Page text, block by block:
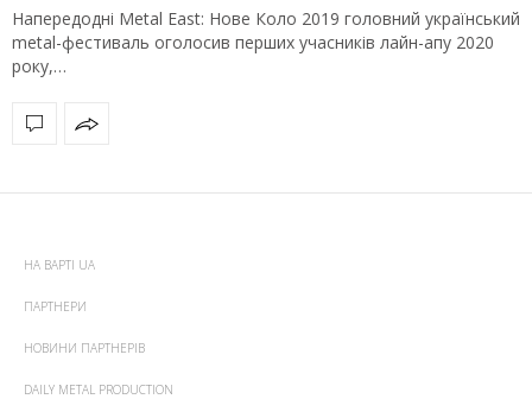
Напередодні Metal East: Нове Коло 2019 головний український
metal-фестиваль оголосив перших учасників лайн-апу 2020
року,…
НА ВАРТІ UA
ПАРТНЕРИ
НОВИНИ ПАРТНЕРІВ
DAILY METAL PRODUCTION